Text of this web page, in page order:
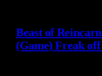
Beast of
(Game) Freak off